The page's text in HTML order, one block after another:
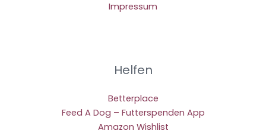
Impressum
Helfen
Betterplace
Feed A Dog – Futterspenden App
Amazon Wishlist